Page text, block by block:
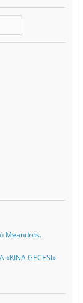
Meandros.
«KINA GECESI»